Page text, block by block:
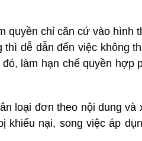
quyền chỉ căn cứ vào hình
dễ dẫn đến việc không
làm hạn chế quyền hợp
loại đơn theo nội dung và
khiếu nại, song việc áp